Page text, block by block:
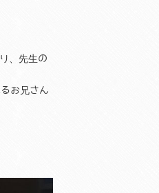
、先生の
お兄さん